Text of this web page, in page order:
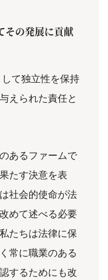
その発展に貢献
て独立性を保持
えられた責任と
あるファームで
たす決意を表
社会的使命が法
めて述べる必要
たちは法律に保
常に職業のある
するためにも改